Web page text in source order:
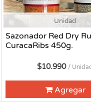
Unidad
Sazonador Red Dry
CuracaRibs 450g.
$10.990 /
Agregar